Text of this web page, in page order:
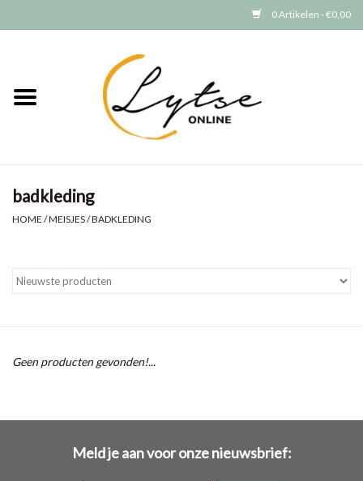
0 Artikelen - €0,00
Meisjes
badkleding
HOME /MEISJES/BADKLEDING
Geen producten gevonden!...
Meld je aan voor onze nieuwsbrief: